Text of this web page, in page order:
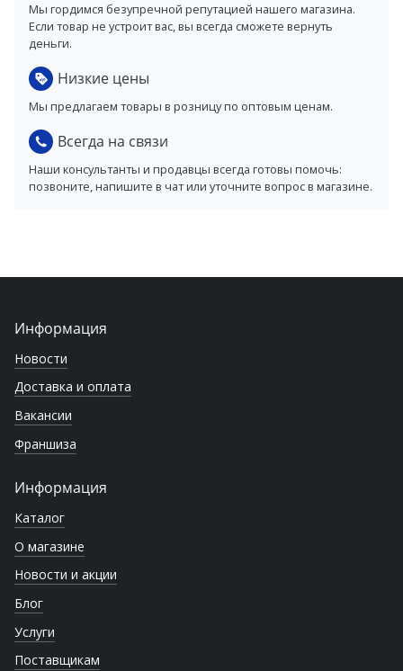
Мы гордимся безупречной репутацией нашего магазина.
Если товар не устроит вас, вы всегда сможете вернуть
деньги.
Низкие цены
Мы предлагаем товары в розницу по оптовым ценам.
Всегда на связи
Наши консультанты и продавцы всегда готовы помочь:
позвоните, напишите в чат или уточните вопрос в магазине.
Информация
Новости
Доставка и оплата
Вакансии
Франшиза
Информация
Каталог
О магазине
Новости и акции
Блог
Услуги
Поставщикам